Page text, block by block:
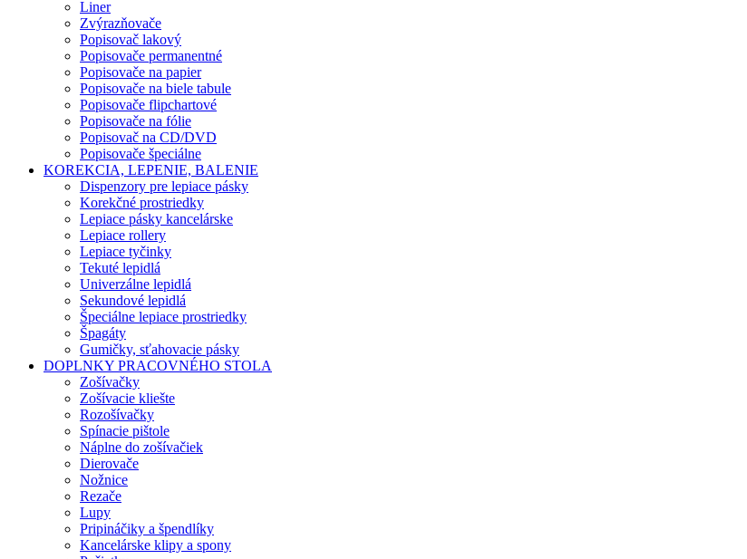
Liner
Zvýrazňovače
Popisovač lakový
Popisovače permanentné
Popisovače na papier
Popisovače na biele tabule
Popisovače flipchartové
Popisovače na fólie
Popisovač na CD/DVD
Popisovače špeciálne
KOREKCIA, LEPENIE, BALENIE
Dispenzory pre lepiace pásky
Korekčné prostriedky
Lepiace pásky kancelárske
Lepiace rollery
Lepiace tyčinky
Tekuté lepidlá
Univerzálne lepidlá
Sekundové lepidlá
Špeciálne lepiace prostriedky
Špagáty
Gumičky, sťahovacie pásky
DOPLNKY PRACOVNÉHO STOLA
Zošívačky
Zošívacie kliešte
Rozošívačky
Spínacie pištole
Náplne do zošívačiek
Dierovače
Nožnice
Rezače
Lupy
Pripináčiky a špendlíky
Kancelárske klipy a spony